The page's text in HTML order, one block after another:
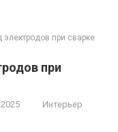
электродов при сварке
при
Интерьер